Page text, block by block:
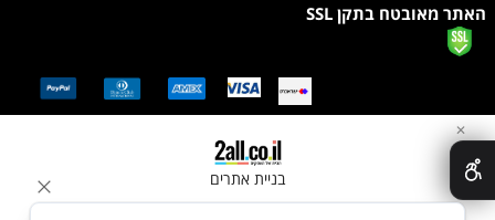
האתר מאובטח בתקן SSL
בניית אתרים
✕